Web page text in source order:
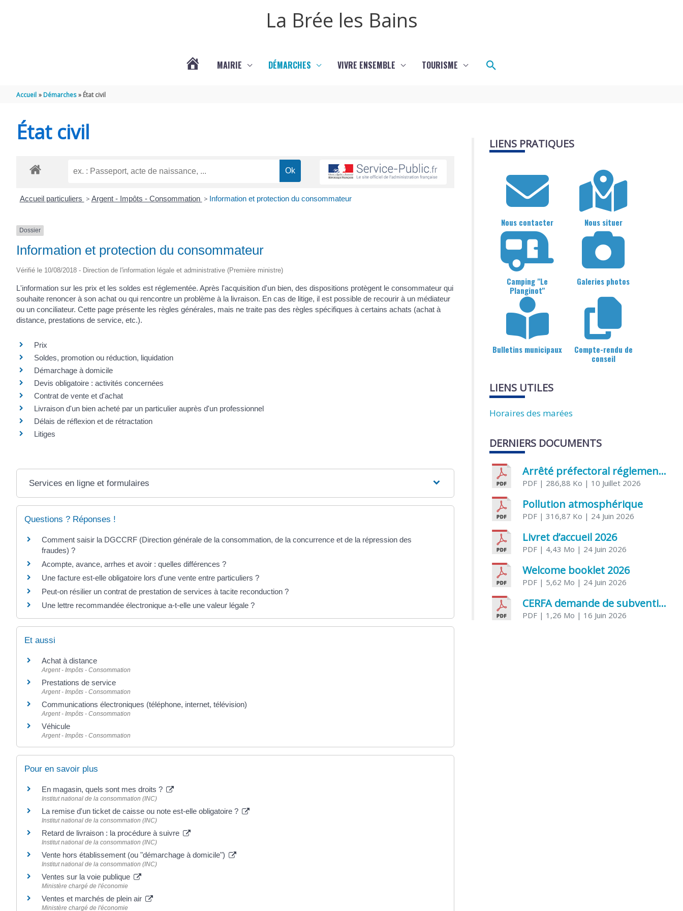
La Brée les Bains
TITRE)
MAIRIE DÉMARCHES VIVRE ENSEMBLE TOURISME Rechercher
Accueil Démarches État civil
État civil
Accueil particuliers > Argent - Impôts - Consommation > Information et protection du consommateur
Dossier
Information et protection du consommateur
Vérifié le 10/08/2018 - Direction de l'information légale et administrative (Première ministre)
L'information sur les prix et les soldes est réglementée. Après l'acquisition d'un bien, des dispositions protègent le consommateur qui
souhaite renoncer à son achat ou qui rencontre un problème à la livraison. En cas de litige, il est possible de recourir à un médiateur
ou un conciliateur. Cette page présente les règles générales, mais ne traite pas des règles spécifiques à certains achats (achat à
distance, prestations de service, etc.).
Prix
Soldes, promotion ou réduction, liquidation
Démarchage à domicile
Devis obligatoire : activités concernées
Contrat de vente et d'achat
Livraison d'un bien acheté par un particulier auprès d'un professionnel
Délais de réflexion et de rétractation
Litiges
Services en ligne et formulaires
Questions ? Réponses !
Comment saisir la DGCCRF (Direction générale de la consommation, de la concurrence et de la répression des
fraudes) ?
Acompte, avance, arrhes et avoir : quelles différences ?
Une facture est-elle obligatoire lors d'une vente entre particuliers ?
Peut-on résilier un contrat de prestation de services à tacite reconduction ?
Une lettre recommandée électronique a-t-elle une valeur légale ?
Et aussi
Achat à distance
Argent - Impôts - Consommation
Prestations de service
Argent - Impôts - Consommation
Communications électroniques (téléphone, internet, télévision)
Argent - Impôts - Consommation
Véhicule
Argent - Impôts - Consommation
Pour en savoir plus
En magasin, quels sont mes droits ?
Institut national de la consommation (INC)
La remise d'un ticket de caisse ou note est-elle obligatoire ?
Institut national de la consommation (INC)
Retard de livraison : la procédure à suivre
Institut national de la consommation (INC)
Vente hors établissement (ou "démarchage à domicile")
Institut national de la consommation (INC)
Ventes sur la voie publique
Ministère chargé de l'économie
Ventes et marchés de plein air
Ministère chargé de l'économie
LIENS PRATIQUES
Nous contacter Nous situer
Camping "Le
Planginot"
Galeries photos
Bulletins municipaux
Compte-rendu de
conseil
LIENS UTILES
Horaires des marées
DERNIERS DOCUMENTS
Arrêté préfectoral réglementant l’usage de l’eau
PDF | 286,88 Ko | 10 Juillet 2026
Pollution atmosphérique
PDF | 316,87 Ko | 24 Juin 2026
Livret d’accueil 2026
PDF | 4,43 Mo | 24 Juin 2026
Welcome booklet 2026
PDF | 5,62 Mo | 24 Juin 2026
CERFA demande de subvention association
PDF | 1,26 Mo | 16 Juin 2026